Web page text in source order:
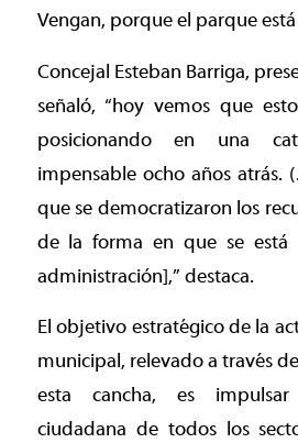
Vengan, porque el parque
Concejal Esteban Barriga,
señaló, “hoy vemos que
posicionando en una
impensable ocho años atrás.
que se democratizaron los
de la forma en que se está
administración],” destaca.
El objetivo estratégico de la
municipal, relevado a través
esta cancha, es
ciudadana de todos los